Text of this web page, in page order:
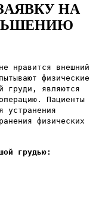
НА
нравится внешний
физические
груди, являются
Пациенты
устранения
физических
грудью: